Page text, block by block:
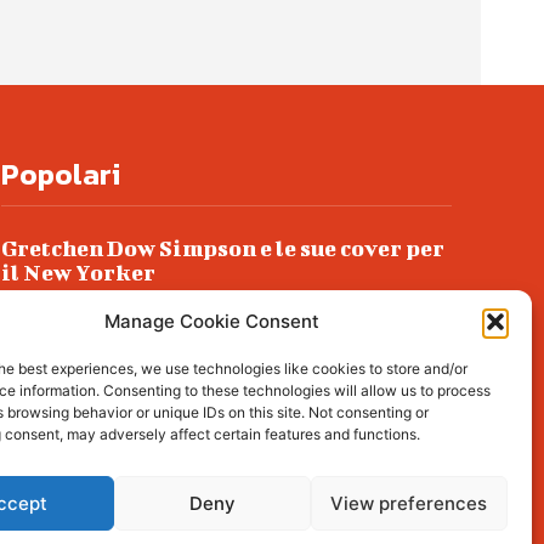
Manage Cookie Consent
best experiences, we use technologies like cookies to store and/or
information. Consenting to these technologies will allow us to process
browsing behavior or unique IDs on this site. Not consenting or
may adversely affect certain features and functions.
Deny View preferences
Popolari
Gretchen Dow Simpson e le sue cover per
il New Yorker
Ancora dossieraggi e schedature
Podlech, il Cile lo ha condannato
all’ergastolo
Era ubriaca…